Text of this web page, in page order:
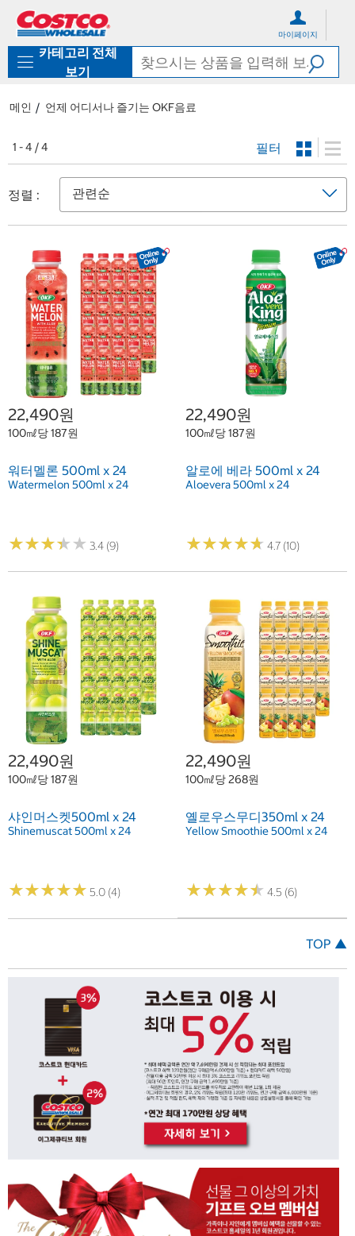
로
기
가
마이페이지
카테고리 전체
보기
메인 언제 어디서나 즐기는 OKF음료
1 - 4 / 4 필터
정렬 :
22,490원
100㎖당 187원
워터멜론 500ml x 24
Watermelon 500ml x 24
★★★★★
★★★★★ 3.4 (9)
22,490원
100㎖당 187원
알로에 베라 500ml x 24
Aloevera 500ml x 24
★★★★★
★★★★★ 4.7 (10)
22,490원
100㎖당 187원
샤인머스켓500ml x 24
Shinemuscat 500ml x 24
★★★★★
★★★★★ 5.0 (4)
22,490원
100㎖당 268원
옐로우스무디350ml x 24
Yellow Smoothie 500ml x 24
★★★★★
★★★★★ 4.5 (6)
TOP ▲